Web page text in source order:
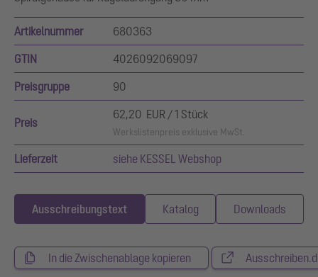
Artikelnummer 680363
GTIN 4026092069097
Preisgruppe 90
Preis
62,20 EUR / 1 Stück
Werkslistenpreis exklusive MwSt.
Lieferzeit siehe KESSEL Webshop
Ausschreibungstext Katalog Downloads
In die Zwischenablage kopieren